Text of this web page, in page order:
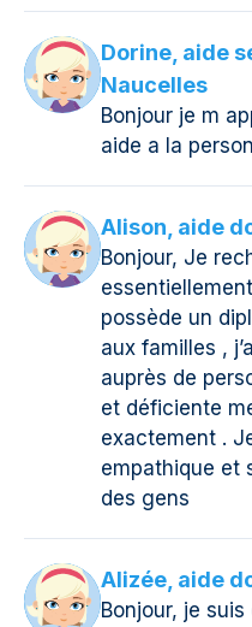
Dorine, aide
Naucelles
Bonjour je m
aide a la
Alison, aide
Bonjour, Je
possède un
aux familles ,
auprès de
et déficiente
exactement .
empathique et
des gens
Alizée, aide
Bonjour, je